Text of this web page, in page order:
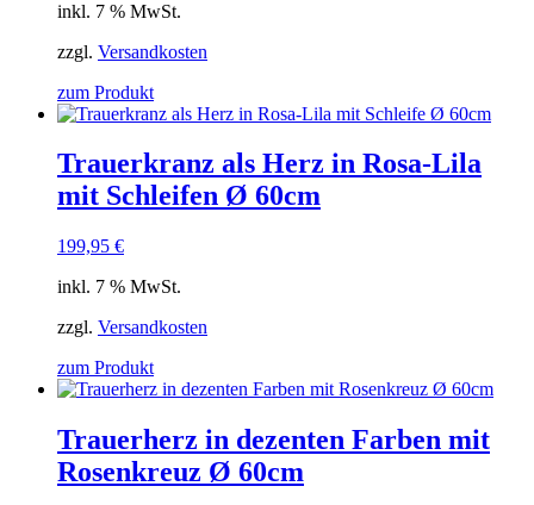
inkl. 7 % MwSt.
zzgl. Versandkosten
zum Produkt
Trauerkranz als Herz in Rosa-Lila
mit Schleifen Ø 60cm
199,95 €
inkl. 7 % MwSt.
zzgl. Versandkosten
zum Produkt
Trauerherz in dezenten Farben mit
Rosenkreuz Ø 60cm